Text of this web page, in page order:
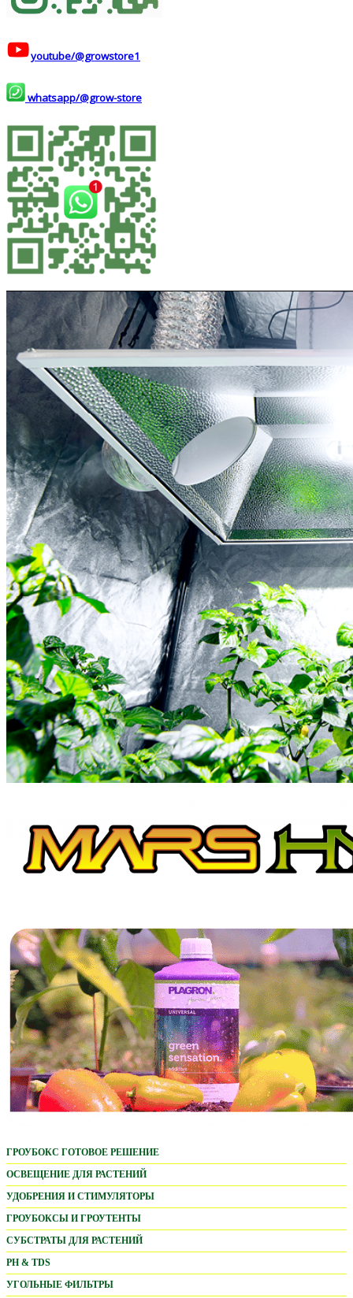
youtube/@growstore1
whatsapp/@grow-store
ГРОУБОКС ГОТОВОЕ РЕШЕНИЕ
ОСВЕЩЕНИЕ ДЛЯ РАСТЕНИЙ
LED ОСВЕЩЕНИЕ
PARFACT WORKS
MARS HYDRO LED
HAPPY SUN
ДРУГОЕ ОСВЕЩЕНИЕ
УДОБРЕНИЯ И СТИМУЛЯТОРЫ
ADVANCED NUTRIENTS
БАЗОВЫЕ УДОБРЕНИЯ
СТИМУЛЯТОРЫ
BIOBIZZ ORGANIC
ГРОУБОКСЫ И ГРОУТЕНТЫ
PROBOX BASIC
HOMEBOX AMBIENT
СУБСТРАТЫ ДЛЯ РАСТЕНИЙ
ПОЧВОСМЕСИ
КОКОСОВЫЕ СУБСТРАТЫ
PH & TDS
ИЗМЕРИТЕЛЬНЫЕ ПРИБОРЫ
УГОЛЬНЫЕ ФИЛЬТРЫ